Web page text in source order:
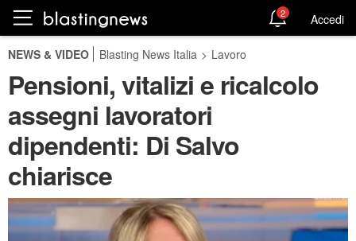
2 Accedi
NEWS & VIDEO Blasting News Italia > Lavoro
Pensioni, vitalizi e ricalcolo
assegni lavoratori
dipendenti: Di Salvo
chiarisce